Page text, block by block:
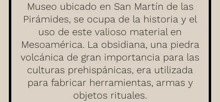
Museo ubicado en San Martín de las
Pirámides, se ocupa de la historia y el
uso de este valioso material en
Mesoamérica. La obsidiana, una piedra
volcánica de gran importancia para las
culturas prehispánicas, era utilizada
para fabricar herramientas, armas y
objetos rituales.